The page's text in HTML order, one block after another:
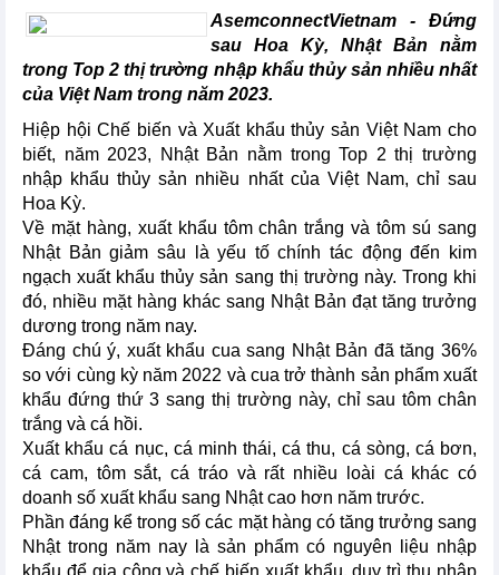
AsemconnectVietnam - Đứng
sau Hoa Kỳ, Nhật Bản nằm
trong Top 2 thị trường nhập khẩu thủy sản nhiều nhất
của Việt Nam trong năm 2023.
Hiệp hội Chế biến và Xuất khẩu thủy sản Việt Nam cho
biết, năm 2023, Nhật Bản nằm trong Top 2 thị trường
nhập khẩu thủy sản nhiều nhất của Việt Nam, chỉ sau
Hoa Kỳ.
Về mặt hàng, xuất khẩu tôm chân trắng và tôm sú sang
Nhật Bản giảm sâu là yếu tố chính tác động đến kim
ngạch xuất khẩu thủy sản sang thị trường này. Trong khi
đó, nhiều mặt hàng khác sang Nhật Bản đạt tăng trưởng
dương trong năm nay.
Đáng chú ý, xuất khẩu cua sang Nhật Bản đã tăng 36%
so với cùng kỳ năm 2022 và cua trở thành sản phẩm xuất
khẩu đứng thứ 3 sang thị trường này, chỉ sau tôm chân
trắng và cá hồi.
Xuất khẩu cá nục, cá minh thái, cá thu, cá sòng, cá bơn,
cá cam, tôm sắt, cá tráo và rất nhiều loài cá khác có
doanh số xuất khẩu sang Nhật cao hơn năm trước.
Phần đáng kể trong số các mặt hàng có tăng trưởng sang
Nhật trong năm nay là sản phẩm có nguyên liệu nhập
khẩu để gia công và chế biến xuất khẩu, duy trì thu nhập